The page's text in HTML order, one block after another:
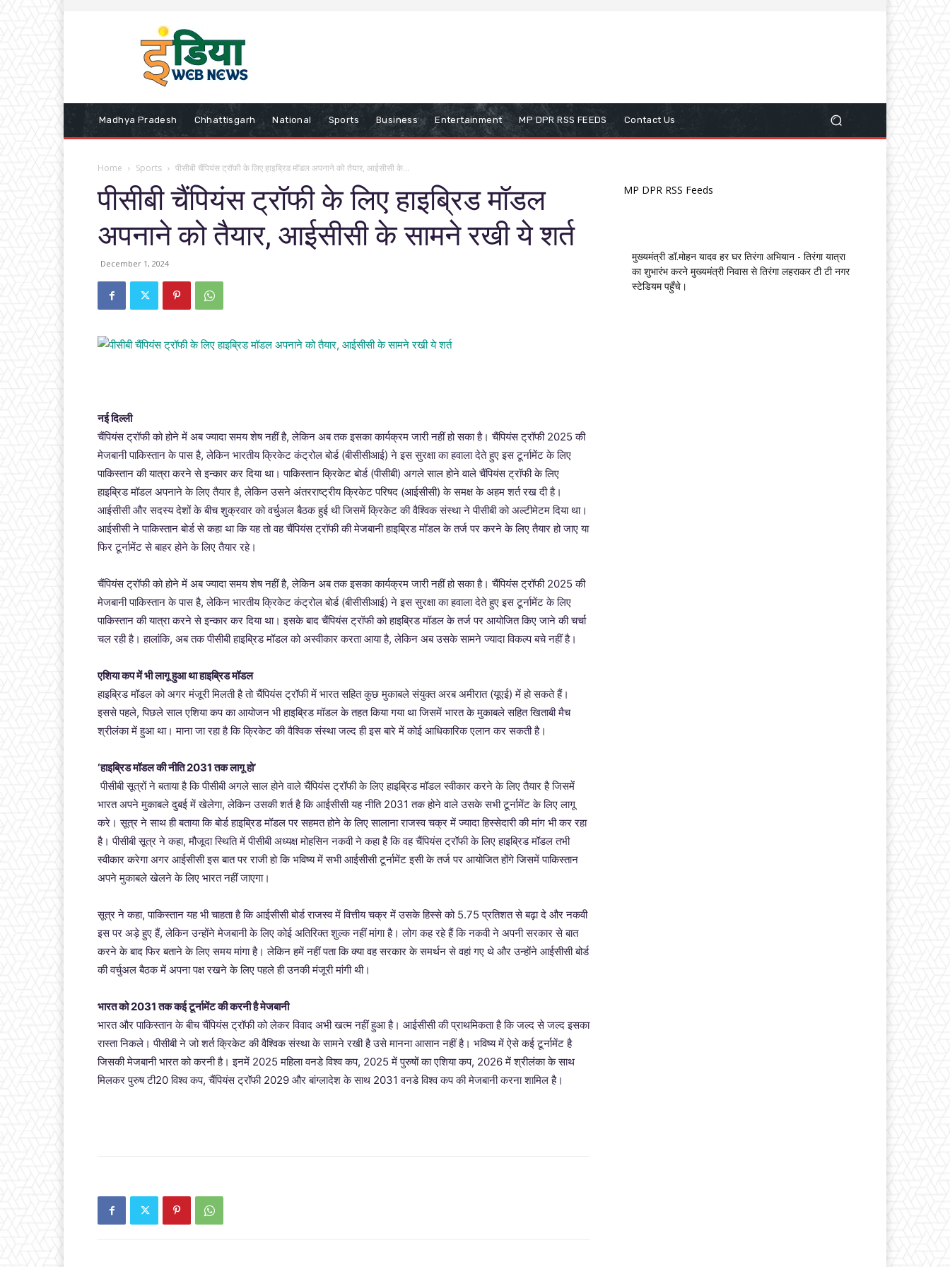
Madhya Pradesh Chhattisgarh National Sports Business Entertainment MP DPR RSS FEEDS Contact Us
Home Sports पीसीबी चैंपियंस ट्रॉफी के लिए हाइब्रिड मॉडल अपनाने को तैयार, आईसीसी के...
पीसीबी चैंपियंस ट्रॉफी के लिए हाइब्रिड मॉडल
अपनाने को तैयार, आईसीसी के सामने रखी ये शर्त
December 1, 2024
नई दिल्ली
चैंपियंस ट्रॉफी को होने में अब ज्यादा समय शेष नहीं है, लेकिन अब तक इसका कार्यक्रम जारी नहीं हो सका है। चैंपियंस ट्रॉफी 2025 की
मेजबानी पाकिस्तान के पास है, लेकिन भारतीय क्रिकेट कंट्रोल बोर्ड (बीसीसीआई) ने इस सुरक्षा का हवाला देते हुए इस टूर्नामेंट के लिए
पाकिस्तान की यात्रा करने से इन्कार कर दिया था। पाकिस्तान क्रिकेट बोर्ड (पीसीबी) अगले साल होने वाले चैंपियंस ट्रॉफी के लिए
हाइब्रिड मॉडल अपनाने के लिए तैयार है, लेकिन उसने अंतरराष्ट्रीय क्रिकेट परिषद (आईसीसी) के समक्ष के अहम शर्त रख दी है।
आईसीसी और सदस्य देशों के बीच शुक्रवार को वर्चुअल बैठक हुई थी जिसमें क्रिकेट की वैश्विक संस्था ने पीसीबी को अल्टीमेटम दिया था।
आईसीसी ने पाकिस्तान बोर्ड से कहा था कि यह तो वह चैंपियंस ट्रॉफी की मेजबानी हाइब्रिड मॉडल के तर्ज पर करने के लिए तैयार हो जाए या
फिर टूर्नामेंट से बाहर होने के लिए तैयार रहे।
चैंपियंस ट्रॉफी को होने में अब ज्यादा समय शेष नहीं है, लेकिन अब तक इसका कार्यक्रम जारी नहीं हो सका है। चैंपियंस ट्रॉफी 2025 की
मेजबानी पाकिस्तान के पास है, लेकिन भारतीय क्रिकेट कंट्रोल बोर्ड (बीसीसीआई) ने इस सुरक्षा का हवाला देते हुए इस टूर्नामेंट के लिए
पाकिस्तान की यात्रा करने से इन्कार कर दिया था। इसके बाद चैंपियंस ट्रॉफी को हाइब्रिड मॉडल के तर्ज पर आयोजित किए जाने की चर्चा
चल रही है। हालांकि, अब तक पीसीबी हाइब्रिड मॉडल को अस्वीकार करता आया है, लेकिन अब उसके सामने ज्यादा विकल्प बचे नहीं है।
एशिया कप में भी लागू हुआ था हाइब्रिड मॉडल
हाइब्रिड मॉडल को अगर मंजूरी मिलती है तो चैंपियंस ट्रॉफी में भारत सहित कुछ मुकाबले संयुक्त अरब अमीरात (यूएई) में हो सकते हैं।
इससे पहले, पिछले साल एशिया कप का आयोजन भी हाइब्रिड मॉडल के तहत किया गया था जिसमें भारत के मुकाबले सहित खिताबी मैच
श्रीलंका में हुआ था। माना जा रहा है कि क्रिकेट की वैश्विक संस्था जल्द ही इस बारे में कोई आधिकारिक एलान कर सकती है।
‘हाइब्रिड मॉडल की नीति 2031 तक लागू हो’
पीसीबी सूत्रों ने बताया है कि पीसीबी अगले साल होने वाले चैंपियंस ट्रॉफी के लिए हाइब्रिड मॉडल स्वीकार करने के लिए तैयार है जिसमें
भारत अपने मुकाबले दुबई में खेलेगा, लेकिन उसकी शर्त है कि आईसीसी यह नीति 2031 तक होने वाले उसके सभी टूर्नामेंट के लिए लागू
करे। सूत्र ने साथ ही बताया कि बोर्ड हाइब्रिड मॉडल पर सहमत होने के लिए सालाना राजस्व चक्र में ज्यादा हिस्सेदारी की मांग भी कर रहा
है। पीसीबी सूत्र ने कहा, मौजूदा स्थिति में पीसीबी अध्यक्ष मोहसिन नकवी ने कहा है कि वह चैंपियंस ट्रॉफी के लिए हाइब्रिड मॉडल तभी
स्वीकार करेगा अगर आईसीसी इस बात पर राजी हो कि भविष्य में सभी आईसीसी टूर्नामेंट इसी के तर्ज पर आयोजित होंगे जिसमें पाकिस्तान
अपने मुकाबले खेलने के लिए भारत नहीं जाएगा।
सूत्र ने कहा, पाकिस्तान यह भी चाहता है कि आईसीसी बोर्ड राजस्व में वित्तीय चक्र में उसके हिस्से को 5.75 प्रतिशत से बढ़ा दे और नकवी
इस पर अड़े हुए हैं, लेकिन उन्होंने मेजबानी के लिए कोई अतिरिक्त शुल्क नहीं मांगा है। लोग कह रहे हैं कि नकवी ने अपनी सरकार से बात
करने के बाद फिर बताने के लिए समय मांगा है। लेकिन हमें नहीं पता कि क्या वह सरकार के समर्थन से वहां गए थे और उन्होंने आईसीसी बोर्ड
की वर्चुअल बैठक में अपना पक्ष रखने के लिए पहले ही उनकी मंजूरी मांगी थी।
भारत को 2031 तक कई टूर्नामेंट की करनी है मेजबानी
भारत और पाकिस्तान के बीच चैंपियंस ट्रॉफी को लेकर विवाद अभी खत्म नहीं हुआ है। आईसीसी की प्राथमिकता है कि जल्द से जल्द इसका
रास्ता निकले। पीसीबी ने जो शर्त क्रिकेट की वैश्विक संस्था के सामने रखी है उसे मानना आसान नहीं है। भविष्य में ऐसे कई टूर्नामेंट है
जिसकी मेजबानी भारत को करनी है। इनमें 2025 महिला वनडे विश्व कप, 2025 में पुरुषों का एशिया कप, 2026 में श्रीलंका के साथ
मिलकर पुरुष टी20 विश्व कप, चैंपियंस ट्रॉफी 2029 और बांग्लादेश के साथ 2031 वनडे विश्व कप की मेजबानी करना शामिल है।
MP DPR RSS Feeds
मुख्यमंत्री डॉ.मोहन यादव हर घर तिरंगा अभियान - तिरंगा यात्रा
का शुभारंभ करने मुख्यमंत्री निवास से तिरंगा लहराकर टी टी नगर
स्टेडियम पहुँचे।